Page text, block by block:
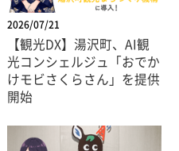
2026/07/21
【観光DX】湯沢町、AI観
光コンシェルジュ「おでか
けモビさくらさん」を提供
開始